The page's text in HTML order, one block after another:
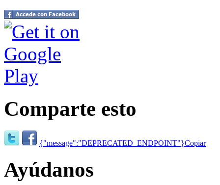
Comparte esto
{"message":"DEPRECATED_ENDPOINT"}Copiar
Ayúdanos